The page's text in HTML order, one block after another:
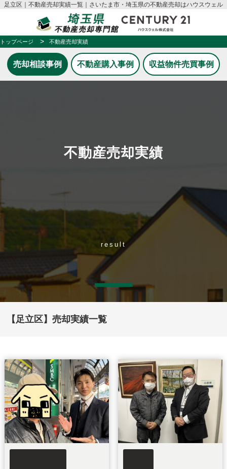
足立区｜不動産売却実績一覧｜さいたま市・埼玉県の不動産売却はハウスウェル
トップページ 不動産売却実績
売却相談事例 不動産購入事例 収益物件売買事例
不動産売却実績
result
【足立区】売却実績一覧